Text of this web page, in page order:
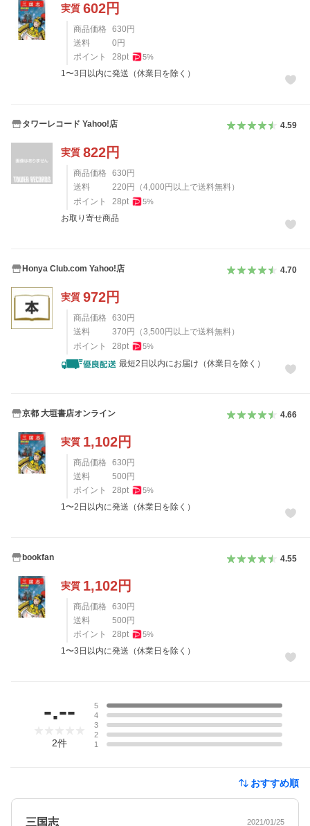
実質 602円
商品価格 630 円
送料
0 円
ポイント
28pt 5%
1〜3日以内に発送（休業日を除く）
タワーレコード Yahoo!店 4.59
実質 822円
商品価格 630 円
送料
220 円 （4,000 円以上で送料無料）
ポイント
28pt 5%
お取り寄せ商品
Honya Club.com Yahoo!店 4.70
実質 972円
商品価格 630 円
送料
370 円 （3,500 円以上で送料無料）
ポイント
28pt 5%
最短2日以内にお届け（休業日を除く）
京都 大垣書店オンライン 4.66
実質 1,102円
商品価格 630 円
送料
500 円
ポイント
28pt 5%
1〜2日以内に発送（休業日を除く）
bookfan 4.55
実質 1,102円
商品価格 630 円
送料
500 円
ポイント
28pt 5%
1〜3日以内に発送（休業日を除く）
-.--
2件
5
4
3
2
1
おすすめ順
三国志 2021/01/25